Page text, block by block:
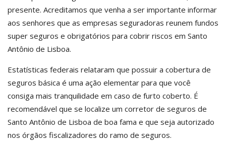
presente. Acreditamos que venha a ser importante informar
aos senhores que as empresas seguradoras reunem fundos
super seguros e obrigatórios para cobrir riscos em Santo
Antônio de Lisboa.
Estatísticas federais relataram que possuir a cobertura de
seguros básica é uma ação elementar para que você
consiga mais tranquilidade em caso de furto coberto. É
recomendável que se localize um corretor de seguros de
Santo Antônio de Lisboa de boa fama e que seja autorizado
nos órgãos fiscalizadores do ramo de seguros.